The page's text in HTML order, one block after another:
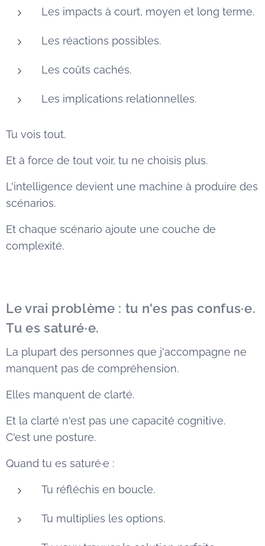
Les impacts à court, moyen et long terme.
Les réactions possibles.
Les coûts cachés.
Les implications relationnelles.
Tu vois tout.
Et à force de tout voir, tu ne choisis plus.
L'intelligence devient une machine à produire des
scénarios.
Et chaque scénario ajoute une couche de
complexité.
Le vrai problème : tu n'es pas confus·e.
Tu es saturé·e.
La plupart des personnes que j'accompagne ne
manquent pas de compréhension.
Elles manquent de clarté.
Et la clarté n'est pas une capacité cognitive.
C'est une posture.
Quand tu es saturé·e :
Tu réfléchis en boucle.
Tu multiplies les options.